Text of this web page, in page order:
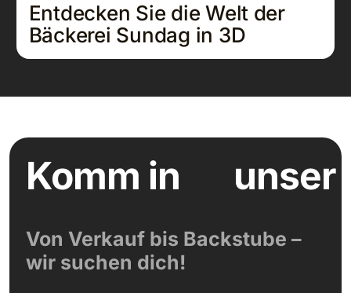
Entdecken Sie die Welt der
Bäckerei Sundag in 3D
Von Verkauf bis Backstube –
wir suchen dich!
Komm in unser